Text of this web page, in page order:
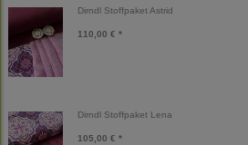
Dirndl Stoffpaket Astrid
110,00 € *
Dirndl Stoffpaket Lena
105,00 € *